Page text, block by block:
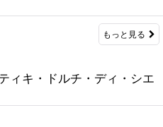
もっと見る
キ・ドルチ・ディ・シエ